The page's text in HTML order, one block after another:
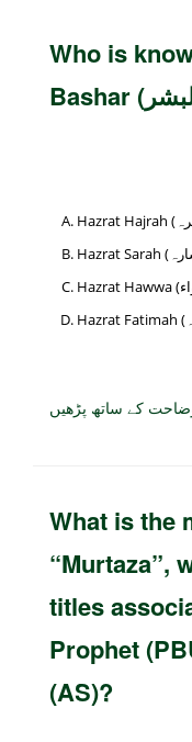
Who is
کے ساتھ پڑھیں
What is the
“Murtaza”,
titles
Prophet
(AS)?